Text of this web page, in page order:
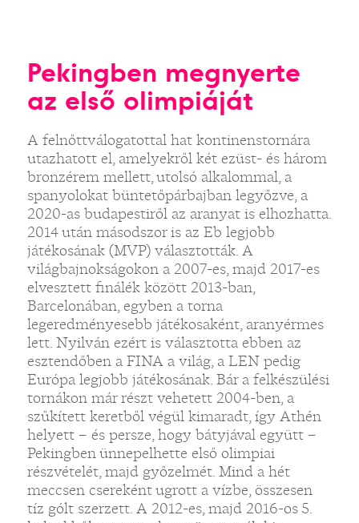
Pekingben megnyerte
az első olimpiáját
A felnőttválogatottal hat kontinenstornára
utazhatott el, amelyekről két ezüst- és három
bronzérem mellett, utolsó alkalommal, a
spanyolokat büntetőpárbajban legyőzve, a
2020-as budapestiről az aranyat is elhozhatta.
2014 után másodszor is az Eb legjobb
játékosának (MVP) választották. A
világbajnokságokon a 2007-es, majd 2017-es
elvesztett finálék között 2013-ban,
Barcelonában, egyben a torna
legeredményesebb játékosaként, aranyérmes
lett. Nyilván ezért is választotta ebben az
esztendőben a FINA a világ, a LEN pedig
Európa legjobb játékosának. Bár a felkészülési
tornákon már részt vehetett 2004-ben, a
szűkített keretből végül kimaradt, így Athén
helyett – és persze, hogy bátyjával együtt –
Pekingben ünnepelhette első olimpiai
részvételét, majd győzelmét. Mind a hét
meccsen csereként ugrott a vízbe, összesen
tíz gólt szerzett. A 2012-es, majd 2016-os 5.